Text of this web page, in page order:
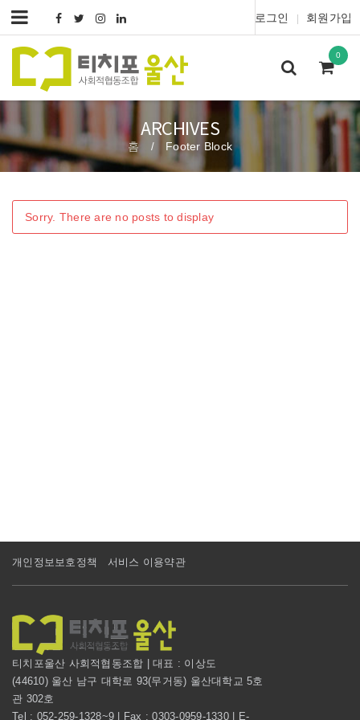
로그인 회원가입
0
ARCHIVES
홈 / Footer Block
Sorry. There are no posts to display
개인정보보호정책 서비스 이용약관
티치포울산 사회적협동조합 | 대표 : 이상도
(44610) 울산 남구 대학로 93(무거동) 울산대학교 5호
관 302호
Tel : 052-259-1328~9 | Fax : 0303-0959-1330 | E-